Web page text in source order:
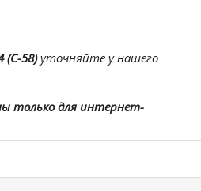
(С-58)уточняйте у нашего
только для интернет-